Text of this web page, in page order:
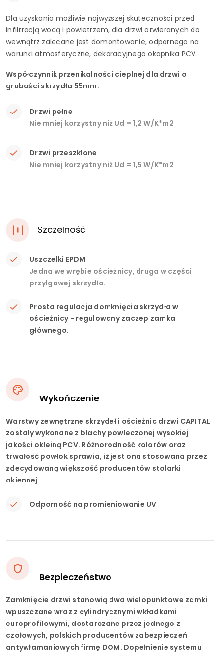
Dla uzyskania możliwie najwyższej skuteczności przed
infiltracją wodą i powietrzem, dla drzwi otwieranych do
wewnątrz zalecane jest domontowanie, odpornego na
warunki atmosferyczne, dekoracyjnego okapnika PCV.
Współczynnik przenikalności cieplnej dla drzwi o
grubości skrzydła 55mm:
Drzwi pełne
Nie mniej korzystny niż Ud = 1,2 W/K*m2
Drzwi przeszklone
Nie mniej korzystny niż Ud = 1,5 W/K*m2
Szczelność
Uszczelki EPDM
Jedna we wrębie ościeżnicy, druga w części
przylgowej skrzydła.
Prosta regulacja domknięcia skrzydła w
ościeżnicy - regulowany zaczep zamka
głównego.
Wykończenie
Warstwy zewnętrzne skrzydeł i ościeżnic drzwi CAPITAL
zostały wykonane z blachy powleczonej wysokiej
jakości okleiną PCV. Różnorodność kolorów oraz
trwałość powłok sprawia, iż jest ona stosowana przez
zdecydowaną większość producentów stolarki
okiennej.
Odporność na promieniowanie UV
Bezpieczeństwo
Zamknięcie drzwi stanowią dwa wielopunktowe zamki
wpuszczane wraz z cylindrycznymi wkładkami
europrofilowymi, dostarczane przez jednego z
czołowych, polskich producentów zabezpieczeń
antywłamaniowych firmę DOM. Dopełnienie systemu